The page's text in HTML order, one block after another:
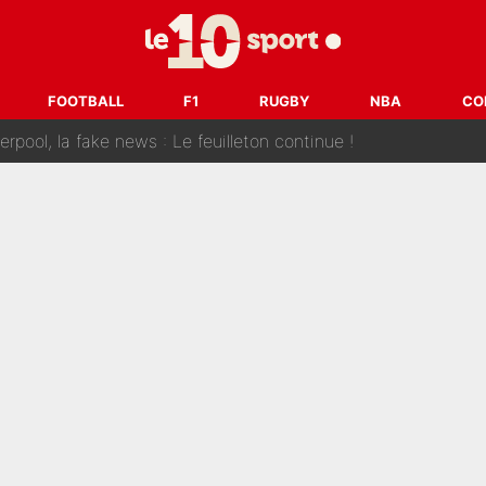
FOOTBALL F1 RUGBY NBA
et bientôt Fernando Alonso ? Le classement des pilotes les mieux
Barcola trop cher pour Liverpool
la fake news : Le feuilleton continue !